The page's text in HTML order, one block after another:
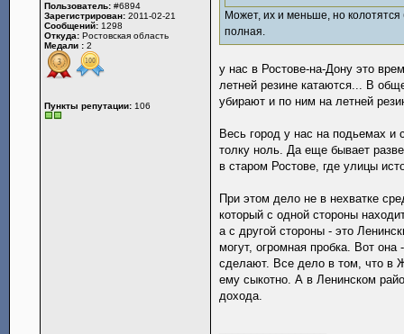
Пользователь: #6894
Зарегистрирован: 2011-02-21
Сообщений: 1298
Откуда: Ростовская область
Медали : 2
Пункты репутации: 106
Может, их и меньше, но
полная.
у нас в Ростове-на-Дону это
летней резине катаются... В
убирают и по ним на летней
Весь город у нас на подьемах и
толку ноль. Да еще бывает
в старом Ростове, где улицы
При этом дело не в нехватке
который с одной стороны
а с другой стороны - это
могут, огромная пробка. Вот
сделают. Все дело в том, что в
ему сыкотно. А в Ленинском
дохода.